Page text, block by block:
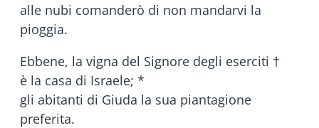
alle nubi comanderò di non mandarvi la
pioggia.
Ebbene, la vigna del Signore degli eserciti †
è la casa di Israele; *
gli abitanti di Giuda la sua piantagione
preferita.